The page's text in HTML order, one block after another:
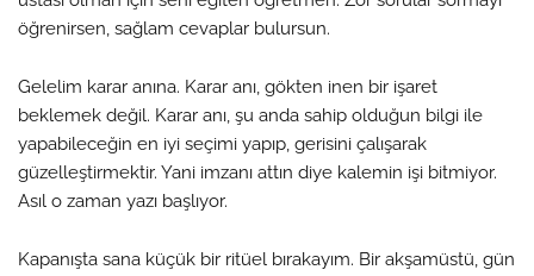
öğrenirsen, sağlam cevaplar bulursun.
Gelelim karar anına. Karar anı, gökten inen bir işaret
beklemek değil. Karar anı, şu anda sahip olduğun bilgi ile
yapabileceğin en iyi seçimi yapıp, gerisini çalışarak
güzelleştirmektir. Yani imzanı attın diye kalemin işi bitmiyor.
Asıl o zaman yazı başlıyor.
Kapanışta sana küçük bir ritüel bırakayım. Bir akşamüstü, gün